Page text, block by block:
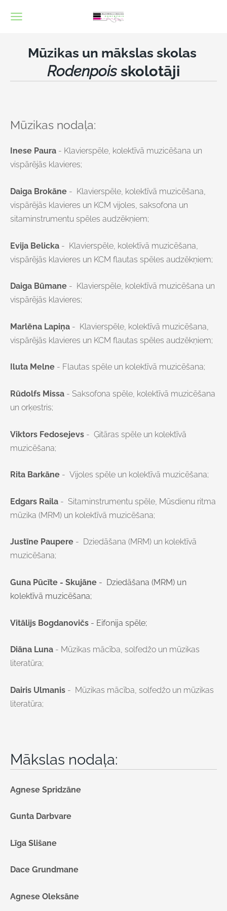
Mūzikas un mākslas skolas
Rodenpoisskolotāji
Mūzikas nodaļa:
Inese Paura - Klavierspēle, kolektīvā muzicēšana un
vispārējās klavieres;
Daiga Brokāne - Klavierspēle, kolektīvā muzicēšana,
vispārējās klavieres un KCM vijoles, saksofona un
sitaminstrumentu spēles audzēkņiem;
Evija Belicka - Klavierspēle, kolektīvā muzicēšana,
vispārējās klavieres un KCM flautas spēles audzēkņiem;
Daiga Būmane - Klavierspēle, kolektīvā muzicēšana un
vispārējās klavieres;
Marlēna Lapiņa - Klavierspēle, kolektīvā muzicēšana,
vispārējās klavieres un KCM flautas spēles audzēkņiem;
Iluta Melne - Flautas spēle un kolektīvā muzicēšana;
Rūdolfs Missa - Saksofona spēle, kolektīvā muzicēšana
un orķestris;
Viktors Fedosejevs - Ģitāras spēle un kolektīvā
muzicēšana;
Rita Barkāne - Vijoles spēle un kolektīvā muzicēšana;
Edgars Raila - Sitaminstrumentu spēle, Mūsdienu ritma
mūzika (MRM) un kolektīvā muzicēšana;
Justīne Paupere - Dziedāšana (MRM) un kolektīvā
muzicēšana;
Guna Pūcīte - Skujāne - Dziedāšana (MRM) un
kolektīvā muzicēšana;
Vitālijs Bogdanovičs - Eifonija spēle;
Diāna Luna - Mūzikas mācība, solfedžo un mūzikas
literatūra;
Dairis Ulmanis - Mūzikas mācība, solfedžo un mūzikas
literatūra;
Mākslas nodaļa:
Agnese Spridzāne
Gunta Darbvare
Līga Slišane
Dace Grundmane
Agnese Oleksāne